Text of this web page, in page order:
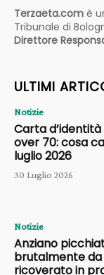
Terzaeta.com è
Tribunale di
Direttore
ULTIMI
Notizie
Carta
over 70: cosa
luglio 2026
30 Luglio 2026
Notizie
Anziano
brutalmente da
ricoverato in